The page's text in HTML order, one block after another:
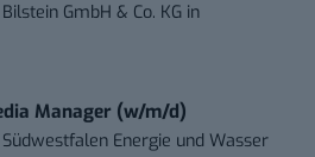
GmbH & Co. KG in
Manager (w/m/d)
Südwestfalen Energie und Wasser